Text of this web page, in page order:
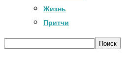
Жизнь
Притчи